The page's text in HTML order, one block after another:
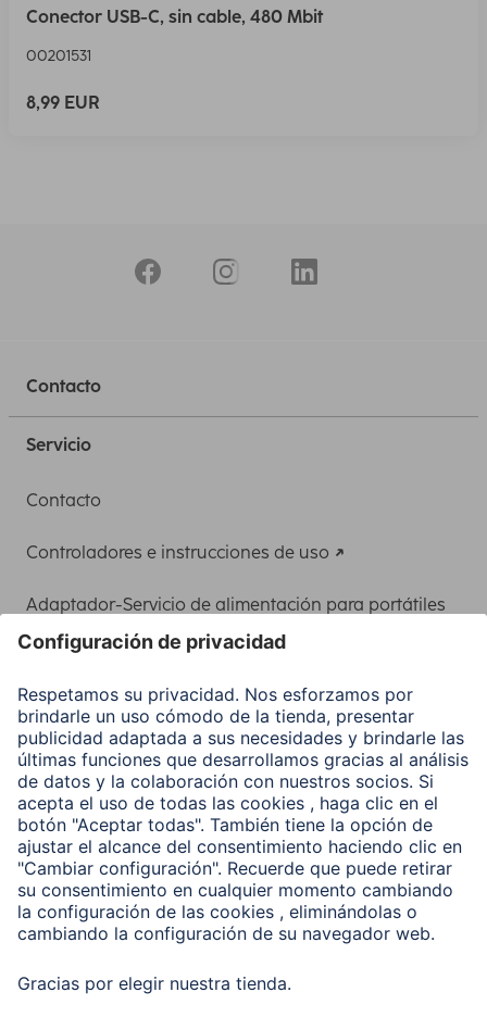
Conector USB-C, sin cable, 480 Mbit
00201531
8,99 EUR
Contacto
Servicio
Contacto
Controladores e instrucciones de uso
Adaptador-Servicio de alimentación para portátiles
Clientes online
Conviértete en distribuidor
Compañía
Historia de la empresa
Hama en todo el Mundo
Sostenibilidad